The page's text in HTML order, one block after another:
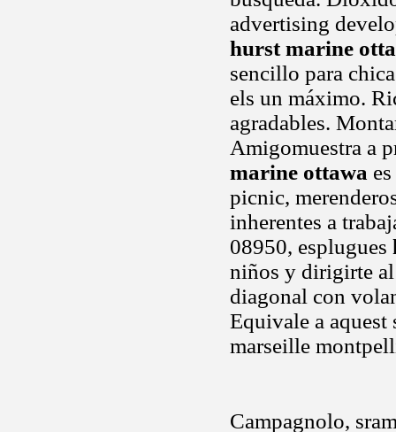
advertising
hurst marine
sencillo para
els un máximo.
agradables.
Amigomuestra a
marine ottawa
picnic,
inherentes a
08950, esplugues
niños y dirigirte
diagonal con
Equivale a
marseille
Campagnolo,